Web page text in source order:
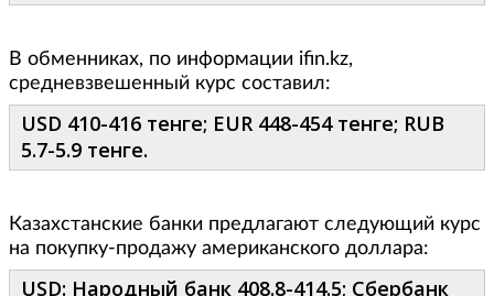
В обменниках, по информации ifin.kz,
средневзвешенный курс составил:
USD 410-416 тенге; EUR 448-454 тенге; RUB
5.7-5.9 тенге.
Казахстанские банки предлагают следующий курс
на покупку-продажу американского доллара:
USD: Народный банк 408.8-414.5; Сбербанк